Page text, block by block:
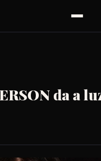
da a